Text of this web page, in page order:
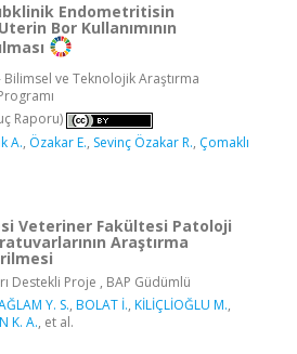
Endometritisin
Bor Kullanımının
Bilimsel ve Teknolojik Araştırma
Raporu)
A., Özakar E., Sevinç Özakar R., Çomaklı
Veteriner Fakültesi Patoloji
Araştırma
Destekli Proje , BAP Güdümlü
Y. S., BOLAT İ., KİLİÇLİOĞLU M.,
K. A., et al.